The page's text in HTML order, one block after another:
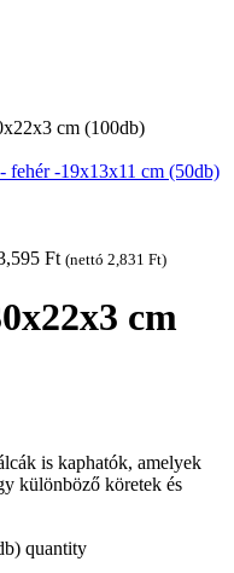
cm (100db)
fehér -19x13x11 cm (50db)
Ft (nettó 2,831 Ft)
cm
is kaphatók, amelyek
különböző köretek és
quantity